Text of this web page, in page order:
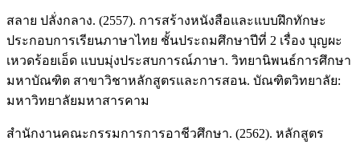
สลาย ปลั่งกลาง. (2557). การสร้างหนังสือและแบบฝึกทักษะ
ประกอบการเรียนภาษาไทย ชั้นประถมศึกษาปีที่ 2 เรื่อง บุญผะ
เหวดร้อยเอ็ด แบบมุ่งประสบการณ์ภาษา. วิทยานิพนธ์การศึกษา
มหาบัณฑิต สาขาวิชาหลักสูตรและการสอน. บัณฑิตวิทยาลัย:
มหาวิทยาลัยมหาสารคาม
สํานักงานคณะกรรมการการอาชีวศึกษา. (2562). หลักสูตร